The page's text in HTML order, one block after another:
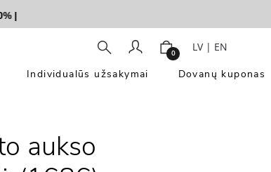
0 LV| EN
Individualūs užsakymai Dovanų kuponas
aukso